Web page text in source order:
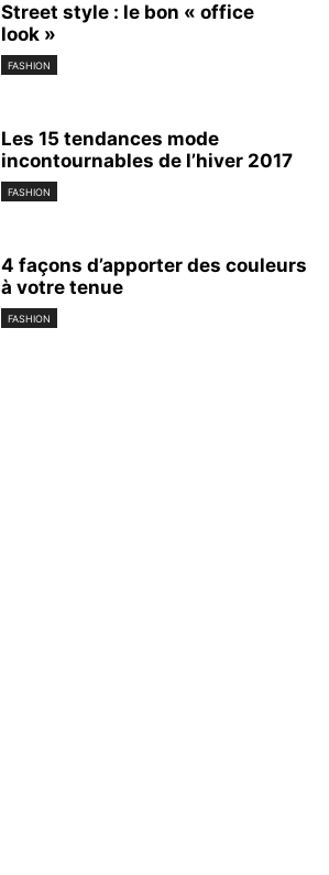
Street style : le bon « office
look »
FASHION
Les 15 tendances mode
incontournables de l’hiver 2017
FASHION
4 façons d’apporter des couleurs
à votre tenue
FASHION